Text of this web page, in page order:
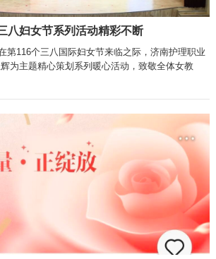
八妇女节系列活动精彩不断
第116个三八国际妇女节来临之际，济南护理职业
为主题精心策划系列暖心活动，致敬全体女教